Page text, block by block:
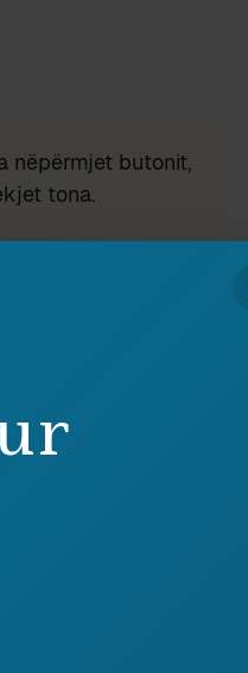
nëpërmjet butonit,
tona.
autor i mbi 20 librave në
së Shkencave të
të fjalës”.